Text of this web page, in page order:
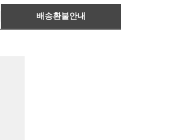
배송환불안내